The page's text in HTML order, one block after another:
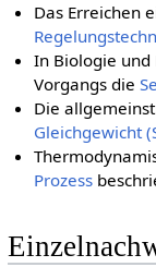
Das Erreichen
In Biologie und
Vorgangs die
Die
Gleichgewicht
Prozess